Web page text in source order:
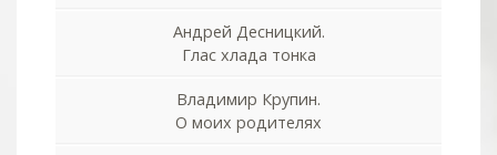
Андрей Десницкий.
Глас хлада тонка
Владимир Крупин.
О моих родителях